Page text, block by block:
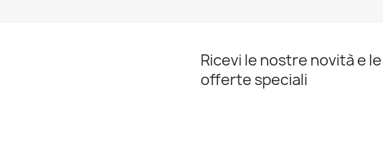
Ricevi le nostre novità e le
offerte speciali